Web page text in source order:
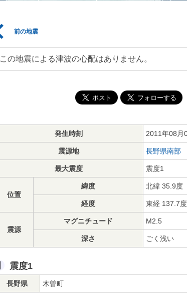
前の地震
この地震による津波の心配はありません。
発生時刻 2011年08月
震源地 長野県南部
最大震度 震度1
位置
緯度 北緯 35.9度
経度 東経 137.7度
震源
マグニチュード M2.5
深さ ごく浅い
震度1
長野県 木曽町